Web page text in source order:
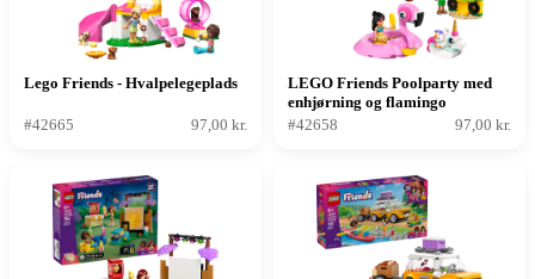
Lego Friends - Hvalpelegeplads
#42665 97,00 kr.
LEGO Friends Poolparty med
enhjørning og flamingo
#42658
97,00 kr.